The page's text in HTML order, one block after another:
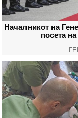
Началникот на
посета